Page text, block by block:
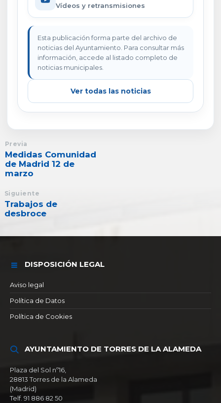
Vídeos y retransmisiones
Esta publicación forma parte del archivo de
noticias del Ayuntamiento. Para consultar más
información, accede al listado completo de
noticias municipales.
Ver todas las noticias
Previa
Medidas Comunidad
de Madrid 12 de
marzo
Siguiente
Trabajos de
desbroce
DISPOSICIÓN LEGAL
Aviso legal
Política de Datos
Política de Cookies
AYUNTAMIENTO DE TORRES DE LA ALAMEDA
Plaza del Sol nº16,
28813 Torres de la Alameda
(Madrid)
Telf. 91 886 82 50